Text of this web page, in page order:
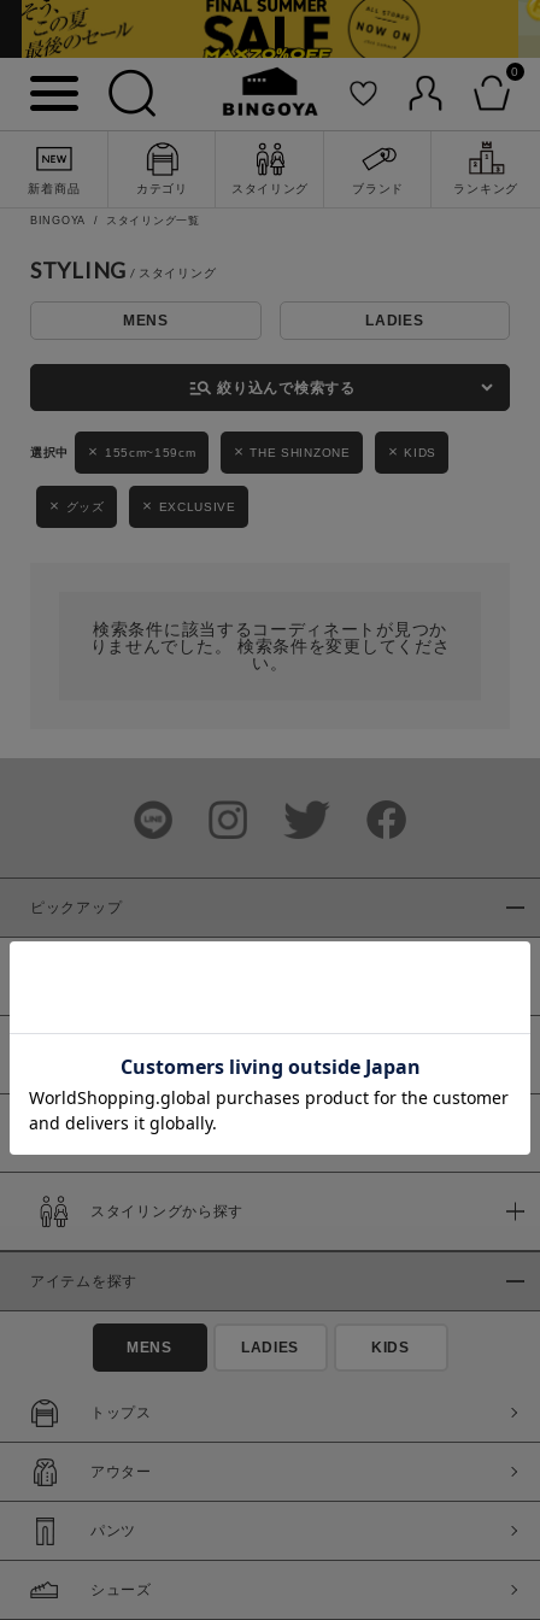
0
新着商品 カテゴリ スタイリング ブランド ランキング
詳細検索
キーワード
性別
MENS LADIES KIDS
ブランド
商品タイプ
通常商品
セール価格
在庫
在庫あり
BINGOYA スタイリング一覧
STYLING
MENS LADIES
manage_search 絞り込んで検索する
155cm~159cm THE SHINZONE KIDS
グッズ EXCLUSIVE
検索条件に該当するコーディネートが見つか
りませんでした。 検索条件を変更してくださ
い。
ピックアップ
予約商品
スタイリングから探す
アイテムを探す
MENS LADIES KIDS
トップス
アウター
パンツ
シューズ